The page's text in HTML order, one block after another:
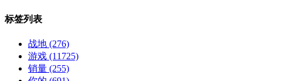
标签列表
战地 (276)
游戏 (11725)
销量 (255)